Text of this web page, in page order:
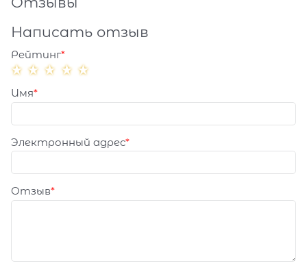
Написать отзыв
Рейтинг
Имя
Электронный адрес
Отзыв